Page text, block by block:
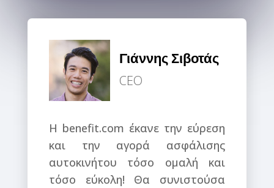
Γιάννης Σιβοτάς
CEO
Η benefit.com έκανε την εύρεση
και την αγορά ασφάλισης
αυτοκινήτου τόσο ομαλή και
τόσο εύκολη! Θα συνιστούσα